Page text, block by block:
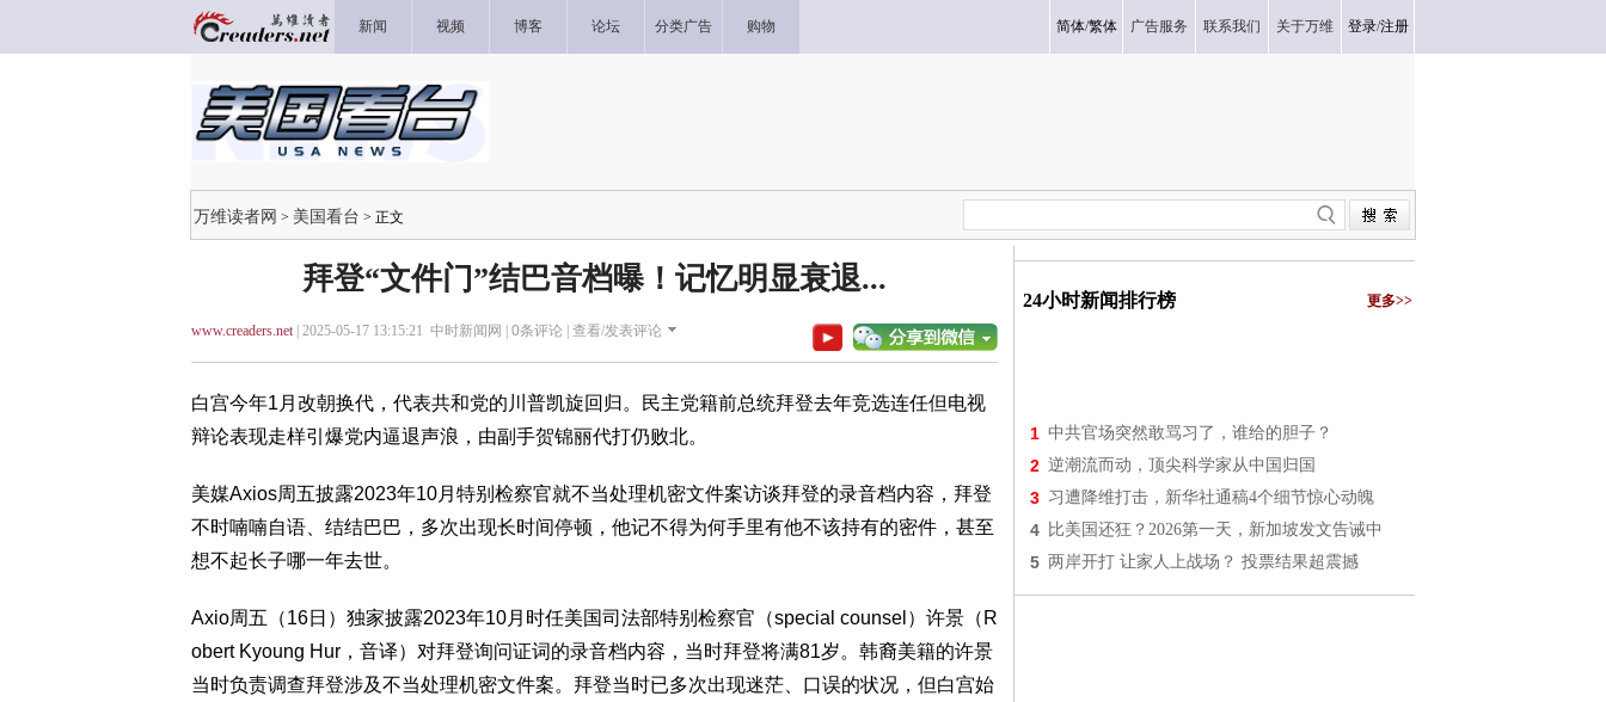
新闻 视频 博客 论坛 分类广告 购物 简体/繁体 广告服务 联系我们 关于万维 登录/注册
万维读者网 > 美国看台 > 正文
拜登“文件门”结巴音档曝！记忆明显衰退...
www.creaders.net| 2025-05-17 13:15:21 中时新闻网 | 0条评论 | 查看/发表评论
白宫今年1月改朝换代，代表共和党的川普凯旋回归。民主党籍前总统拜登去年竞选连任但电视
辩论表现走样引爆党内逼退声浪，由副手贺锦丽代打仍败北。
美媒Axios周五披露2023年10月特别检察官就不当处理机密文件案访谈拜登的录音档内容，拜登
不时喃喃自语、结结巴巴，多次出现长时间停顿，他记不得为何手里有他不该持有的密件，甚至
想不起长子哪一年去世。
Axio周五（16日）独家披露2023年10月时任美国司法部特别检察官（special counsel）许景（R
obert Kyoung Hur，音译）对拜登询问证词的录音档内容，当时拜登将满81岁。韩裔美籍的许景
当时负责调查拜登涉及不当处理机密文件案。拜登当时已多次出现迷茫、口误的状况，但白宫始
24小时新闻排行榜 更多>>
1 中共官场突然敢骂习了，谁给的胆子？
2 逆潮流而动，顶尖科学家从中国归国
3 习遭降维打击，新华社通稿4个细节惊心动魄
4 比美国还狂？2026第一天，新加坡发文告诫中
5 两岸开打 让家人上战场？ 投票结果超震撼